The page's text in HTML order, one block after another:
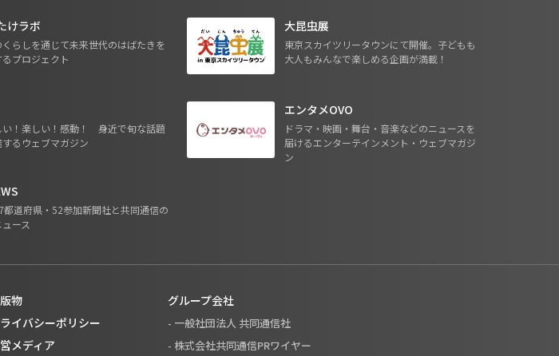
けラボ
くらしを通じて未来世代のはばたきを
プロジェクト
大昆虫展
東京スカイツリータウンにて開催。子どもも
大人もみんなで楽しめる企画が満載！
い！楽しい！感動！ 身近で旬な話題
するウェブマガジン
エンタメOVO
ドラマ・映画・舞台・音楽などのニュースを
届けるエンターテインメント・ウェブマガジ
ン
都道府県・52参加新聞社と共同通信の
ース
物
イバシーポリシー
メディア
グループ会社
- 一般社団法人 共同通信社
- 株式会社共同通信PRワイヤー